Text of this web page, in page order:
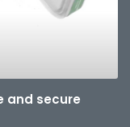
and secure